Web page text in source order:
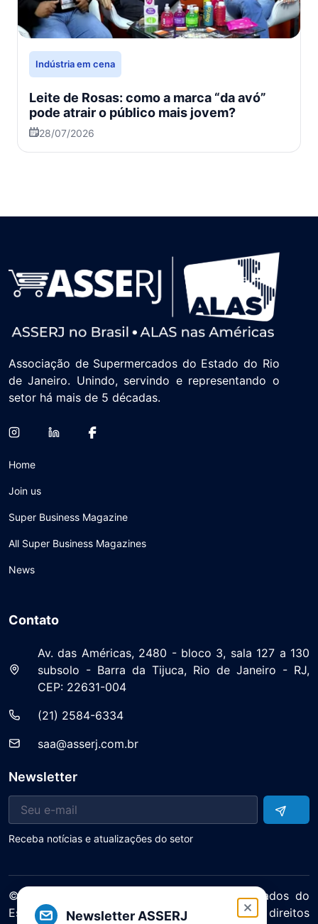
Indústria em cena
Leite de Rosas: como a marca “da avó”
pode atrair o público mais jovem?
28/07/2026
Newsletter ASSERJ
Associação de Supermercados do Estado do Rio
de Janeiro. Unindo, servindo e representando o
setor há mais de 5 décadas.
Home
Join us
Super Business Magazine
All Super Business Magazines
News
Contato
Av. das Américas, 2480 - bloco 3, sala 127 a 130
subsolo - Barra da Tijuca, Rio de Janeiro - RJ,
CEP: 22631-004
(21) 2584-6334
saa@asserj.com.br
Newsletter
Receba notícias e atualizações do setor
© 2025 ASERJ – Associação de Supermercados do
Estado do Rio de Janeiro. Todos os direitos